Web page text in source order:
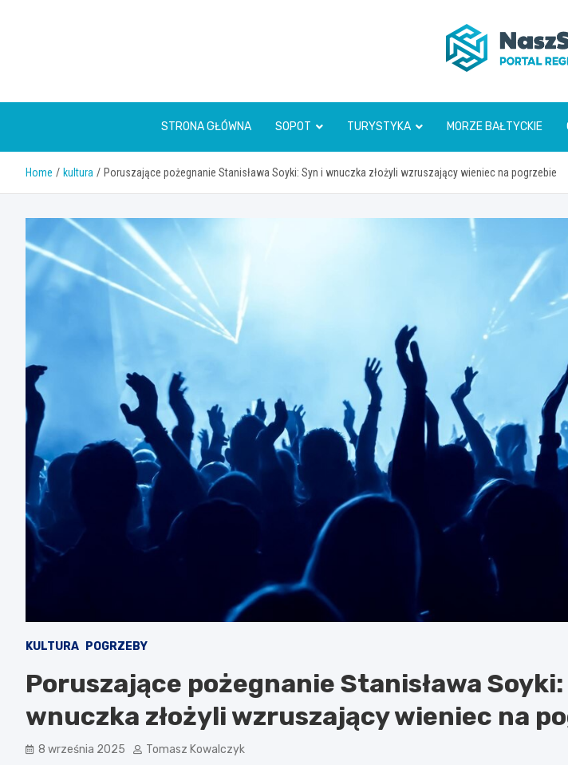
STRONA GŁÓWNA SOPOT TURYSTYKA MORZE BAŁTYCKIE
Home kultura Poruszające pożegnanie Stanisława Soyki: Syn i wnuczka złożyli wzruszający wieniec na pogrzebie
KULTURA POGRZEBY
Poruszające pożegnanie Stanisława Soyki:
wnuczka złożyli wzruszający wieniec na
8 września 2025 Tomasz Kowalczyk